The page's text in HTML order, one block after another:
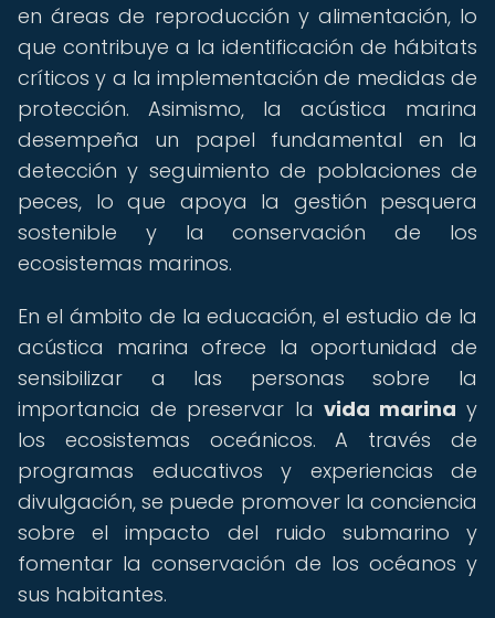
en áreas de reproducción y alimentación, lo
que contribuye a la identificación de hábitats
críticos y a la implementación de medidas de
protección. Asimismo, la acústica marina
desempeña un papel fundamental en la
detección y seguimiento de poblaciones de
peces, lo que apoya la gestión pesquera
sostenible y la conservación de los
ecosistemas marinos.
En el ámbito de la educación, el estudio de la
acústica marina ofrece la oportunidad de
sensibilizar a las personas sobre la
importancia de preservar la vida marina y
los ecosistemas oceánicos. A través de
programas educativos y experiencias de
divulgación, se puede promover la conciencia
sobre el impacto del ruido submarino y
fomentar la conservación de los océanos y
sus habitantes.